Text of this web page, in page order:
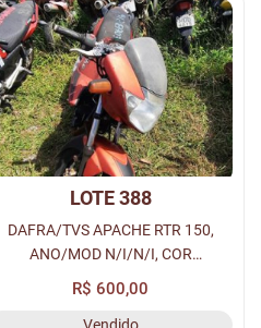
LOTE 388
DAFRA/TVS APACHE RTR 150,
ANO/MOD N/I/N/I, COR
VERMELHA, COMBUS GASOLINA,
PLACA N/I - N/I, RENAVAM N/I,
R$ 600,00
Vendido